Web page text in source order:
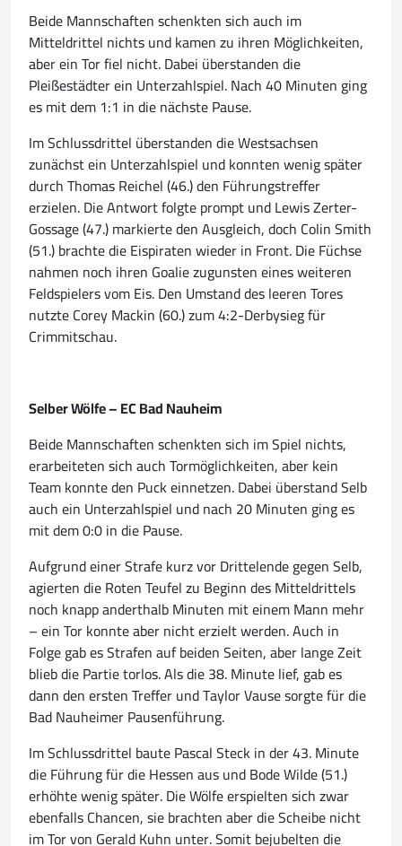
Beide Mannschaften schenkten sich auch im
Mitteldrittel nichts und kamen zu ihren Möglichkeiten,
aber ein Tor fiel nicht. Dabei überstanden die
Pleißestädter ein Unterzahlspiel. Nach 40 Minuten ging
es mit dem 1:1 in die nächste Pause.
Im Schlussdrittel überstanden die Westsachsen
zunächst ein Unterzahlspiel und konnten wenig später
durch Thomas Reichel (46.) den Führungstreffer
erzielen. Die Antwort folgte prompt und Lewis Zerter-
Gossage (47.) markierte den Ausgleich, doch Colin Smith
(51.) brachte die Eispiraten wieder in Front. Die Füchse
nahmen noch ihren Goalie zugunsten eines weiteren
Feldspielers vom Eis. Den Umstand des leeren Tores
nutzte Corey Mackin (60.) zum 4:2-Derbysieg für
Crimmitschau.
Selber Wölfe – EC Bad Nauheim
Beide Mannschaften schenkten sich im Spiel nichts,
erarbeiteten sich auch Tormöglichkeiten, aber kein
Team konnte den Puck einnetzen. Dabei überstand Selb
auch ein Unterzahlspiel und nach 20 Minuten ging es
mit dem 0:0 in die Pause.
Aufgrund einer Strafe kurz vor Drittelende gegen Selb,
agierten die Roten Teufel zu Beginn des Mitteldrittels
noch knapp anderthalb Minuten mit einem Mann mehr
– ein Tor konnte aber nicht erzielt werden. Auch in
Folge gab es Strafen auf beiden Seiten, aber lange Zeit
blieb die Partie torlos. Als die 38. Minute lief, gab es
dann den ersten Treffer und Taylor Vause sorgte für die
Bad Nauheimer Pausenführung.
Im Schlussdrittel baute Pascal Steck in der 43. Minute
die Führung für die Hessen aus und Bode Wilde (51.)
erhöhte wenig später. Die Wölfe erspielten sich zwar
ebenfalls Chancen, sie brachten aber die Scheibe nicht
im Tor von Gerald Kuhn unter. Somit bejubelten die